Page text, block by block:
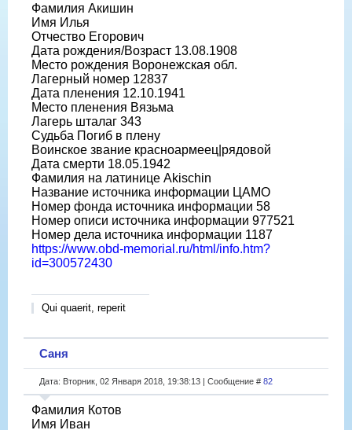
Фамилия Акишин
Имя Илья
Отчество Егорович
Дата рождения/Возраст 13.08.1908
Место рождения Воронежская обл.
Лагерный номер 12837
Дата пленения 12.10.1941
Место пленения Вязьма
Лагерь шталаг 343
Судьба Погиб в плену
Воинское звание красноармеец|рядовой
Дата смерти 18.05.1942
Фамилия на латинице Akischin
Название источника информации ЦАМО
Номер фонда источника информации 58
Номер описи источника информации 977521
Номер дела источника информации 1187
https://www.obd-memorial.ru/html/info.htm?
id=300572430
Qui quaerit, reperit
Саня
Дата: Вторник, 02 Января 2018, 19:38:13 | Сообщение # 82
Фамилия Котов
Имя Иван